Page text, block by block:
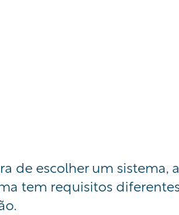
de escolher um sistema,
tem requisitos